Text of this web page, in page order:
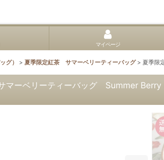
マイページ
グ） > 夏季限定紅茶 サマーベリーティーバッグ > 夏季限
マーベリーティーバッグ Summer